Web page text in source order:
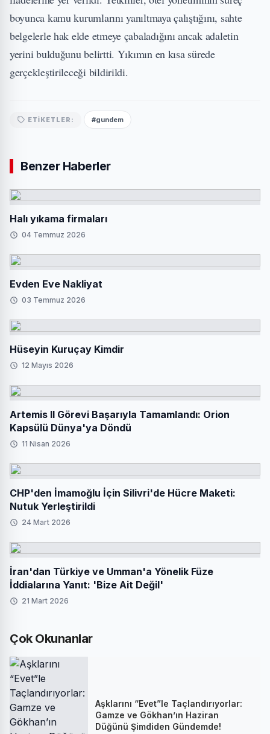
boyunca kamu kurumlarını yanıltmaya çalıştığını, sahte
belgelerle hak elde etmeye çabaladığını ancak adaletin
yerini bulduğunu belirtti. Yıkımın en kısa sürede
gerçekleştirileceği bildirildi.
ETIKETLER: #gundem
Benzer Haberler
Halı yıkama firmaları
04 Temmuz 2026
Evden Eve Nakliyat
03 Temmuz 2026
Hüseyin Kuruçay Kimdir
12 Mayıs 2026
Artemis II Görevi Başarıyla Tamamlandı: Orion
Kapsülü Dünya'ya Döndü
11 Nisan 2026
CHP'den İmamoğlu İçin Silivri'de Hücre Maketi:
Nutuk Yerleştirildi
24 Mart 2026
İran'dan Türkiye ve Umman'a Yönelik Füze
İddialarına Yanıt: 'Bize Ait Değil'
21 Mart 2026
Çok Okunanlar
Aşklarını “Evet”le Taçlandırıyorlar:
Gamze ve Gökhan’ın Haziran
Düğünü Şimdiden Gündemde!